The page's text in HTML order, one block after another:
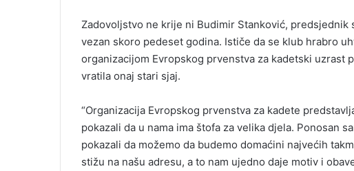
Zadovoljstvo ne krije ni Budimir Stanković,
vezan skoro pedeset godina. Ističe da se klub hrabro
organizacijom Еvropskog prvenstva za kadetski uzrast
vratila onaj stari sjaj.
“Organizacija Еvropskog prvenstva za kadete
pokazali da u nama ima štofa za velika djela. Ponosan
pokazali da možemo da budemo domaćini najvećih
stižu na našu adresu, a to nam ujedno daje motiv i